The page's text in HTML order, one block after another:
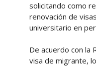
solicitando como
renovación de
universitario en
De acuerdo con la
visa de migrante,